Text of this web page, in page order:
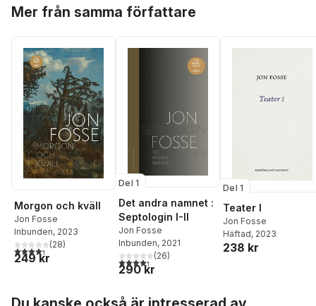
Mer från samma författare
Morgon och kväll
Jon Fosse
Inbunden, 2023
4,3utav 5 stjärnor. Totalt antal röster:
(28)
249 kr
Del 1
Det andra namnet :
Septologin I-II
Jon Fosse
Inbunden, 2021
4,3utav 5 stjärnor. Totalt antal röster:
(26)
290 kr
Del 1
Teater I
Jon Fosse
Häftad, 2023
238 kr